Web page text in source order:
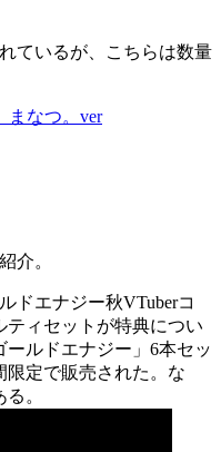
ているが、こちらは数量
なつ。ver
介。
ドエナジー秋VTuberコ
ティセットが特典につい
ルドエナジー」6本セッ
限定で販売された。な
。